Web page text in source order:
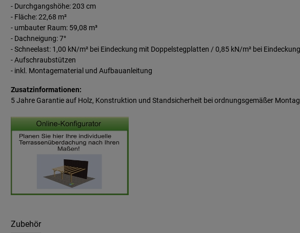
- Durchgangshöhe: 203 cm
- Fläche: 22,68 m²
- umbauter Raum: 59,08 m³
- Dachneigung: 7°
- Schneelast: 1,00 kN/m² bei Eindeckung mit Doppelstegplatten / 0,85 kN/m² bei
- Aufschraubstützen
- inkl. Montagematerial und Aufbauanleitung
Zusatzinformationen:
5 Jahre Garantie auf Holz, Konstruktion und Standsicherheit beiordnungsgemäßer
Zubehör